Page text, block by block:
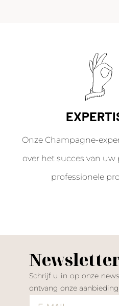
Onze Champagne-
over het succes van uw
professionele
Schrijf u in op onze
ontvang onze